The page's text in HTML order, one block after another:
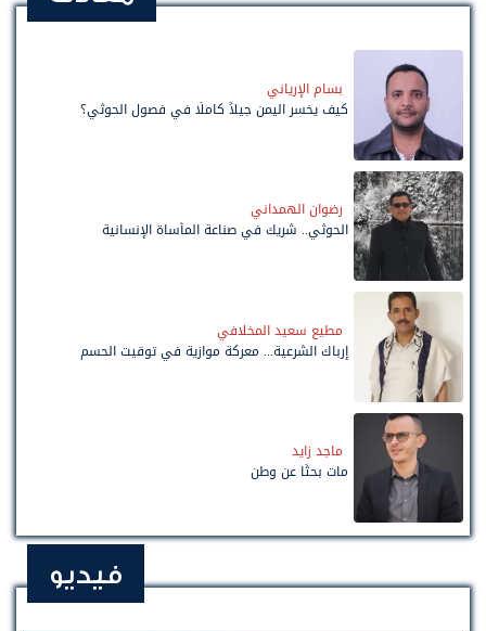
بسام الإرياني
كيف يخسر اليمن جيلاً كاملًا في فصول الحوثي؟
رضوان الهمداني
الحوثي.. شريك في صناعة المأساة الإنسانية
مطيع سعيد المخلافي
إرباك الشرعية... معركة موازية في توقيت الحسم
ماجد زايد
مات بحثًا عن وطن
فيديو